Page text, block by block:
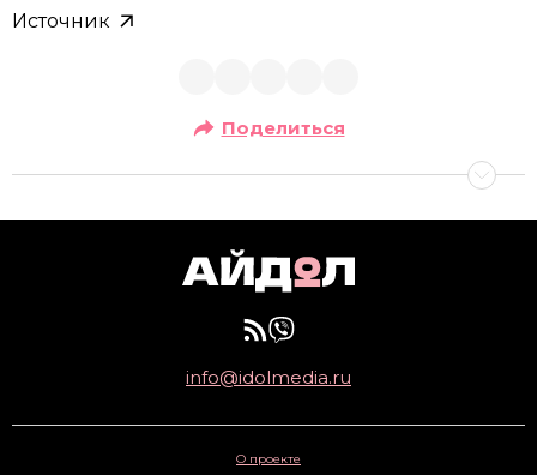
Источник
Поделиться
info@idolmedia.ru
О проекте